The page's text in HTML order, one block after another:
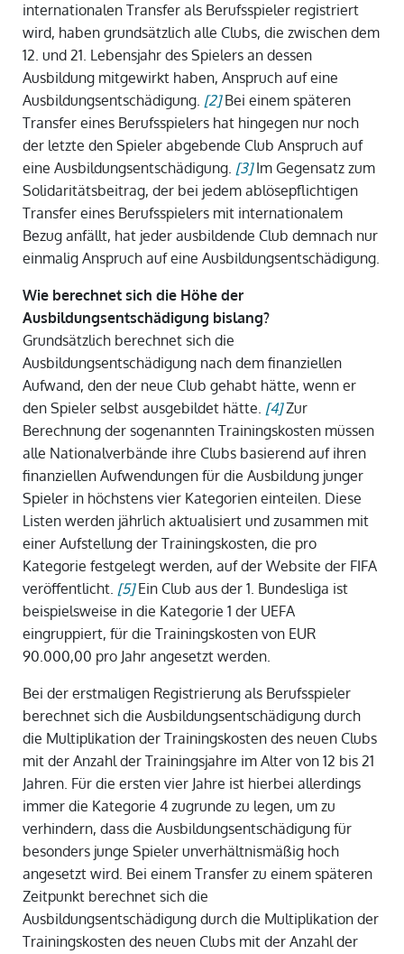
internationalen Transfer als Berufsspieler registriert
wird, haben grundsätzlich alle Clubs, die zwischen dem
12. und 21. Lebensjahr des Spielers an dessen
Ausbildung mitgewirkt haben, Anspruch auf eine
Ausbildungsentschädigung. [2] Bei einem späteren
Transfer eines Berufsspielers hat hingegen nur noch
der letzte den Spieler abgebende Club Anspruch auf
eine Ausbildungsentschädigung. [3] Im Gegensatz zum
Solidaritätsbeitrag, der bei jedem ablösepflichtigen
Transfer eines Berufsspielers mit internationalem
Bezug anfällt, hat jeder ausbildende Club demnach nur
einmalig Anspruch auf eine Ausbildungsentschädigung.
Wie berechnet sich die Höhe der
Ausbildungsentschädigung bislang?
Grundsätzlich berechnet sich die
Ausbildungsentschädigung nach dem finanziellen
Aufwand, den der neue Club gehabt hätte, wenn er
den Spieler selbst ausgebildet hätte. [4]Zur
Berechnung der sogenannten Trainingskosten müssen
alle Nationalverbände ihre Clubs basierend auf ihren
finanziellen Aufwendungen für die Ausbildung junger
Spieler in höchstens vier Kategorien einteilen. Diese
Listen werden jährlich aktualisiert und zusammen mit
einer Aufstellung der Trainingskosten, die pro
Kategorie festgelegt werden, auf der Website der FIFA
veröffentlicht. [5]Ein Club aus der 1. Bundesliga ist
beispielsweise in die Kategorie 1 der UEFA
eingruppiert, für die Trainingskosten von EUR
90.000,00 pro Jahr angesetzt werden.
Bei der erstmaligen Registrierung als Berufsspieler
berechnet sich die Ausbildungsentschädigung durch
die Multiplikation der Trainingskosten des neuen Clubs
mit der Anzahl der Trainingsjahre im Alter von 12 bis 21
Jahren. Für die ersten vier Jahre ist hierbei allerdings
immer die Kategorie 4 zugrunde zu legen, um zu
verhindern, dass die Ausbildungsentschädigung für
besonders junge Spieler unverhältnismäßig hoch
angesetzt wird. Bei einem Transfer zu einem späteren
Zeitpunkt berechnet sich die
Ausbildungsentschädigung durch die Multiplikation der
Trainingskosten des neuen Clubs mit der Anzahl der